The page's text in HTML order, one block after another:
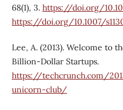
68(1), 3. https://doi.org/
https://doi.org/10.1007/
Lee, A. (2013). Welcome to
Billion-Dollar Startups.
https://techcrunch.com/
unicorn-club/